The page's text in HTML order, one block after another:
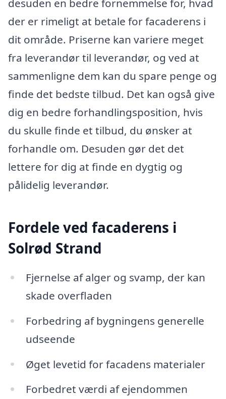
desuden en bedre fornemmelse for, hvad
der er rimeligt at betale for facaderens i
dit område. Priserne kan variere meget
fra leverandør til leverandør, og ved at
sammenligne dem kan du spare penge og
finde det bedste tilbud. Det kan også give
dig en bedre forhandlingsposition, hvis
du skulle finde et tilbud, du ønsker at
forhandle om. Desuden gør det det
lettere for dig at finde en dygtig og
pålidelig leverandør.
Fordele ved facaderens i
Solrød Strand
Fjernelse af alger og svamp, der kan
skade overfladen
Forbedring af bygningens generelle
udseende
Øget levetid for facadens materialer
Forbedret værdi af ejendommen